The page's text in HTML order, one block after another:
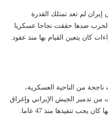
إيران لم تعد تمتلك القدرة
الحرب ضدها حققت نجاحا عسكريا
كان يتعين القيام بها منذ عقود.
من الناحية العسكرية،
من تدمير الجيش الإيراني وإغراق